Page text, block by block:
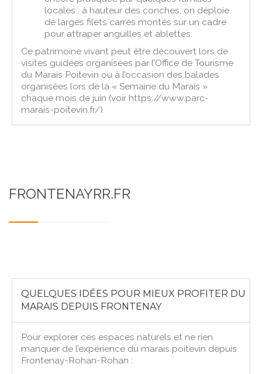
locales : à hauteur des conches, on déploie
de larges filets carrés montés sur un cadre
pour attraper anguilles et ablettes.
Ce patrimoine vivant peut être découvert lors de
visites guidées organisées par l’Office de Tourisme
du Marais Poitevin ou à l’occasion des balades
organisées lors de la « Semaine du Marais »
chaque mois de juin (voir https://www.parc-
marais-poitevin.fr/).
FRONTENAYRR.FR
QUELQUES IDÉES POUR MIEUX PROFITER DU
MARAIS DEPUIS FRONTENAY
Pour explorer ces espaces naturels et ne rien
manquer de l’expérience du marais poitevin depuis
Frontenay-Rohan-Rohan :